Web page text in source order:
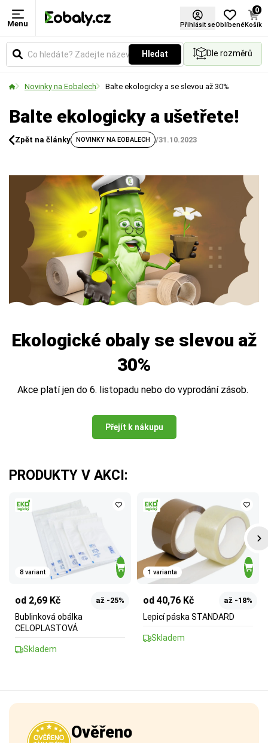
Menu Přihlásit seOblíbené
0
Košík
Hledat Dle rozměrů
Novinky na Eobalech Balte ekologicky a se slevou až 30%
Balte ekologicky a ušetřete!
Zpět na články NOVINKY NA EOBALECH /31.10.2023
Ekologické obaly se slevou až
30%
Akce platí jen do 6. listopadu nebo do vyprodání zásob.
Přejít k nákupu
PRODUKTY V AKCI:
8 variant
od 2,69 Kč až -25%
Bublinková obálka
CELOPLASTOVÁ
Skladem
1 varianta
od 40,76 Kč až -18%
Lepicí páska STANDARD
Skladem
Ověřeno